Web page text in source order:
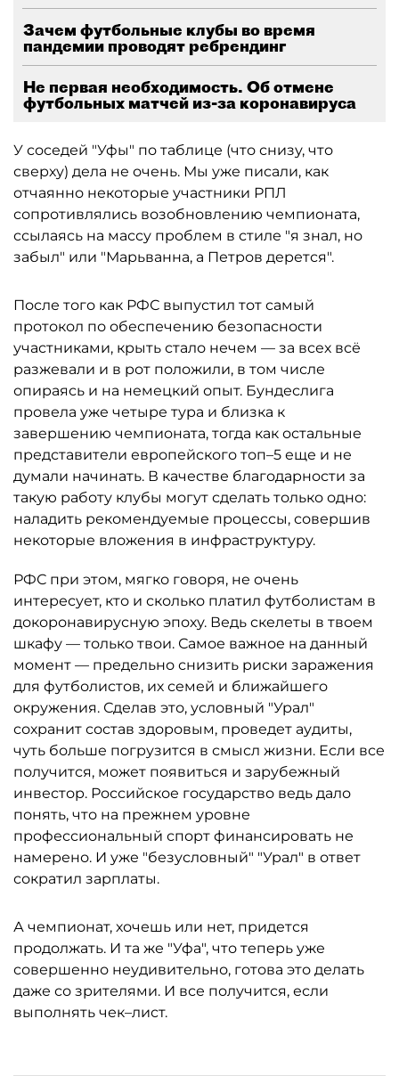
Зачем футбольные клубы во время
пандемии проводят ребрендинг
Не первая необходимость. Об отмене
футбольных матчей из-за коронавируса
У соседей "Уфы" по таблице (что снизу, что
сверху) дела не очень. Мы уже писали, как
отчаянно некоторые участники РПЛ
сопротивлялись возобновлению чемпионата,
ссылаясь на массу проблем в стиле "я знал, но
забыл" или "Марьванна, а Петров дерется".
После того как РФС выпустил тот самый
протокол по обеспечению безопасности
участниками, крыть стало нечем — за всех всё
разжевали и в рот положили, в том числе
опираясь и на немецкий опыт. Бундеслига
провела уже четыре тура и близка к
завершению чемпионата, тогда как остальные
представители европейского топ–5 еще и не
думали начинать. В качестве благодарности за
такую работу клубы могут сделать только одно:
наладить рекомендуемые процессы, совершив
некоторые вложения в инфраструктуру.
РФС при этом, мягко говоря, не очень
интересует, кто и сколько платил футболистам в
докоронавирусную эпоху. Ведь скелеты в твоем
шкафу — только твои. Самое важное на данный
момент — предельно снизить риски заражения
для футболистов, их семей и ближайшего
окружения. Сделав это, условный "Урал"
сохранит состав здоровым, проведет аудиты,
чуть больше погрузится в смысл жизни. Если все
получится, может появиться и зарубежный
инвестор. Российское государство ведь дало
понять, что на прежнем уровне
профессиональный спорт финансировать не
намерено. И уже "безусловный" "Урал" в ответ
сократил зарплаты.
А чемпионат, хочешь или нет, придется
продолжать. И та же "Уфа", что теперь уже
совершенно неудивительно, готова это делать
даже со зрителями. И все получится, если
выполнять чек–лист.